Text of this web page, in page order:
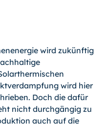
wird zukünftig
wird hier
Doch die dafür
nicht durchgängig zu
auch auf die